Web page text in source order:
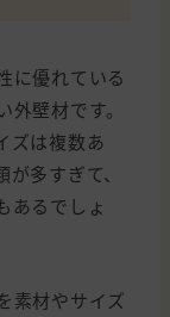
に優れている
壁材です。
ズは複数あ
多すぎて、
あるでしょ
素材やサイズ